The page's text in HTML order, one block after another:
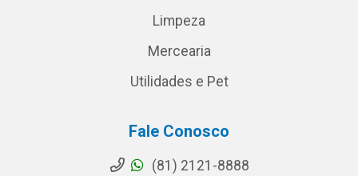
Limpeza
Mercearia
Utilidades e Pet
Fale Conosco
(81) 2121-8888